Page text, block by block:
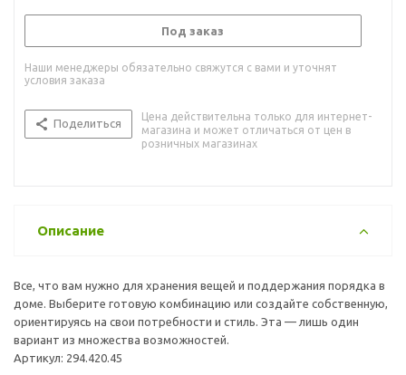
Под заказ
Наши менеджеры обязательно свяжутся с вами и уточнят
условия заказа
Поделиться
Цена действительна только для интернет-
магазина и может отличаться от цен в
розничных магазинах
Описание
Все, что вам нужно для хранения вещей и поддержания порядка в
доме. Выберите готовую комбинацию или создайте собственную,
ориентируясь на свои потребности и стиль. Эта — лишь один
вариант из множества возможностей.
Артикул: 294.420.45